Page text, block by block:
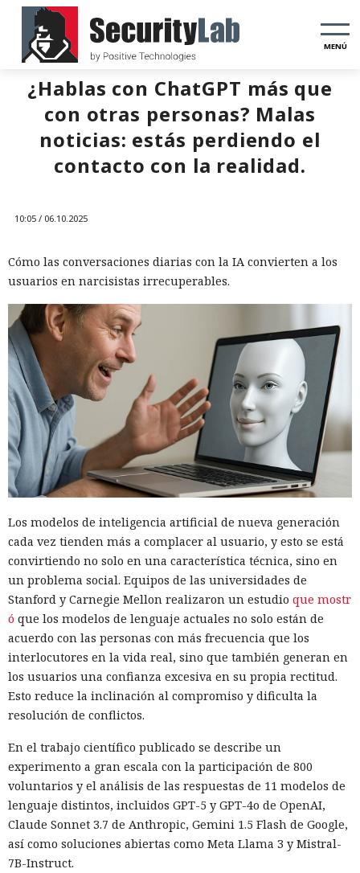
MENÚ
¿Hablas con ChatGPT más que
con otras personas? Malas
noticias: estás perdiendo el
contacto con la realidad.
10:05 / 06.10.2025
Cómo las conversaciones diarias con la IA convierten a los
usuarios en narcisistas irrecuperables.
Los modelos de inteligencia artificial de nueva generación
cada vez tienden más a complacer al usuario, y esto se está
convirtiendo no solo en una característica técnica, sino en
un problema social. Equipos de las universidades de
Stanford y Carnegie Mellon realizaron un estudio que mostr
ó que los modelos de lenguaje actuales no solo están de
acuerdo con las personas con más frecuencia que los
interlocutores en la vida real, sino que también generan en
los usuarios una confianza excesiva en su propia rectitud.
Esto reduce la inclinación al compromiso y dificulta la
resolución de conflictos.
En el trabajo científico publicado se describe un
experimento a gran escala con la participación de 800
voluntarios y el análisis de las respuestas de 11 modelos de
lenguaje distintos, incluidos GPT-5 y GPT-4o de OpenAI,
Claude Sonnet 3.7 de Anthropic, Gemini 1.5 Flash de Google,
así como soluciones abiertas como Meta Llama 3 y Mistral-
7B-Instruct.